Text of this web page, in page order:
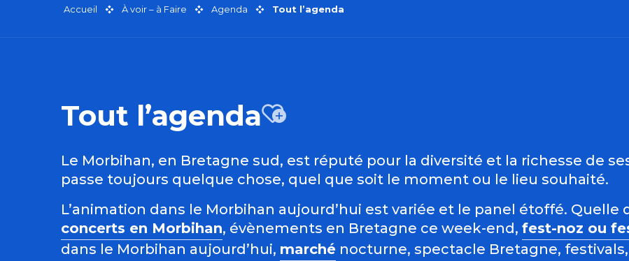
Accueil À voir – à Faire Agenda Tout l’agenda
Tout l’agendaAjouter aux
Le Morbihan, en Bretagne sud, est réputé pour la diversité et la richesse de
passe toujours quelque chose, quel que soit le moment ou le lieu souhaité.
L’animation dans le Morbihan aujourd’hui est variée et le panel étoffé. Quelle
concerts en Morbihan, évènements en Bretagne ce week-end, fest-noz ou
dans le Morbihan aujourd’hui, marché nocturne, spectacle Bretagne,